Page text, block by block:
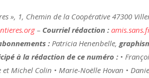
», 1, Chemin de la Coopérative 47300
– Courriel rédaction :
:Patricia Henenbelle,
à la rédaction de ce numéro : •
Michel Colin • Marie-Noëlle Hovan •